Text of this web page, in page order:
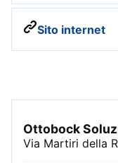
Sito internet
Ottobock
Via Martiri della